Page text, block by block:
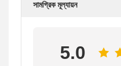
সামগ্রিক মূল্যায়ন
5.0